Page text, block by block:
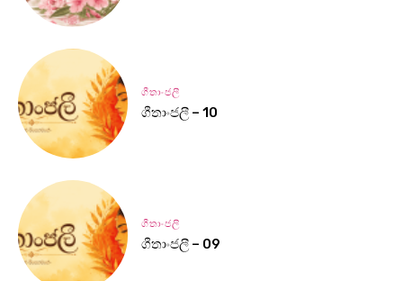
ගීතාංජලී
ගීතාංජලී – 10
ගීතාංජලී
ගීතාංජලී – 09